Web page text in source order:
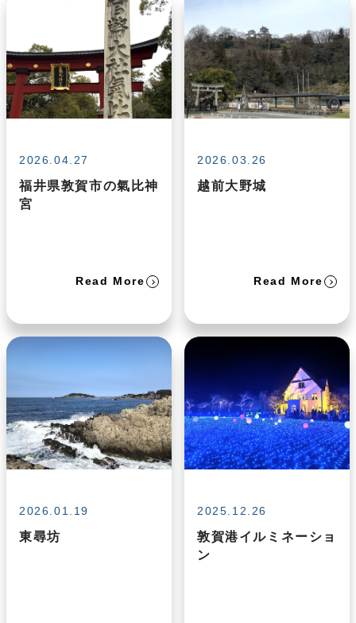
2026.04.27
福井県敦賀市の氣比神
宮
Read More
2026.03.26
越前大野城
Read More
2026.01.19
東尋坊
2025.12.26
敦賀港イルミネーショ
ン